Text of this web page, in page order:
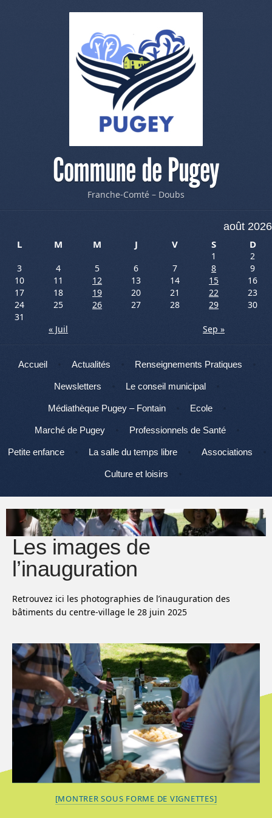
Commune de Pugey
Franche-Comté – Doubs
août 2026
L
M M J V S D
1
2
3
4 5 6 7 8
9
10
11 12 13 14 15
16
17
18 19 20 21 22
23
24
25 26 27 28 29
30
31
« Juil
Sep »
Menu
Aller au contenu
Accueil Actualités Renseignements Pratiques
Newsletters Le conseil municipal
Médiathèque Pugey – Fontain Ecole
Marché de Pugey Professionnels de Santé
Petite enfance La salle du temps libre Associations
Culture et loisirs
Les images de
l’inauguration
Retrouvez ici les photographies de l’inauguration des
bâtiments du centre-village le 28 juin 2025
[MONTRER SOUS FORME DE VIGNETTES]